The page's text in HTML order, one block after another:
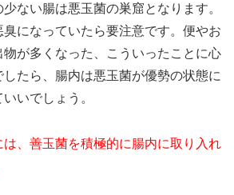
ない腸は悪玉菌の巣窟となります。
になっていたら要注意です。便やお
が多くなった、こういったことに心
たら、腸内は悪玉菌が優勢の状態に
いでしょう。
、善玉菌を積極的に腸内に取り入れ